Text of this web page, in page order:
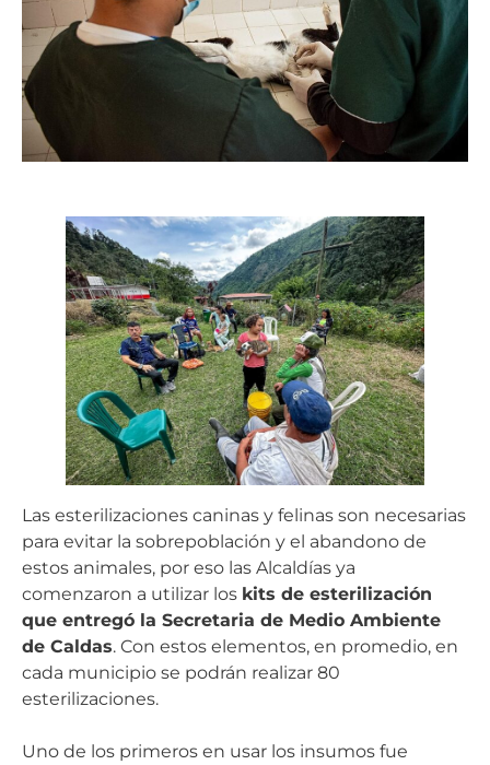
Las esterilizaciones caninas y felinas son necesarias
para evitar la sobrepoblación y el abandono de
estos animales, por eso las Alcaldías ya
comenzaron a utilizar los kits de esterilización
que entregó la Secretaria de Medio Ambiente
de Caldas. Con estos elementos, en promedio, en
cada municipio se podrán realizar 80
esterilizaciones.
Uno de los primeros en usar los insumos fue